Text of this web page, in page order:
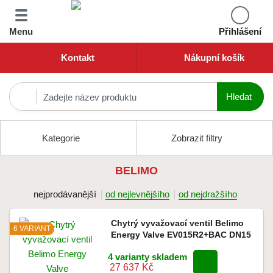
Menu Přihlášení
Kontakt Nákupní košík
Kategorie Zobrazit filtry
BELIMO
nejprodávanější od nejlevnějšího od nejdražšího
Chytrý vyvažovací ventil Belimo
Energy Valve EV015R2+BAC DN15
4 varianty skladem
27 637 Kč
6 VARIANT